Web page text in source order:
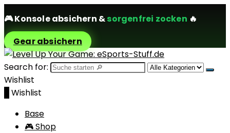
🎮Konsole absichern &sorgenfrei zocken 🔥
Gear absichern
Search for:
Wishlist
Wishlist
Base
🎮 Shop